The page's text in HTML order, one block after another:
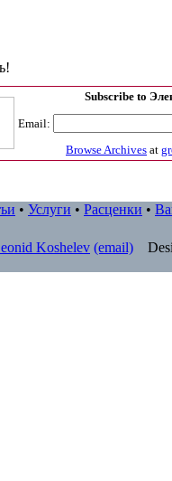
Subscribe to
Email:
Browse Archives at
• Услуги • Расценки •
Koshelev (email)